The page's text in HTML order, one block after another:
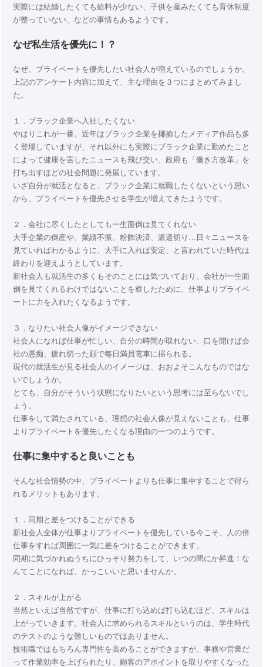
実際には結婚したくても給料が少ない、子供を産みたくても育休制度
が整っていない、などの事情もあるようです。
なぜ私生活を優先に！？
なぜ、プライベートを優先したい社会人が増えているのでしょうか。
上記のアンケート内容に加えて、主な理由を３つにまとめてみまし
た。
１．ブラック企業へ入社したくない
やはりこれが一番。近年はブラック企業を揶揄したメディア作品も多
く登場していますが、それ以外にも実際にブラック企業に勤めたこと
によって健康を害したニュースも飛び交い、政府も「働き方改革」を
打ち出すほどの社会問題に発展しています。
いざ自分が就活となると、ブラック企業に就職したくないという思い
から、プライベートを優先させる学生が増えてきたようです。
２．会社に尽くしたとしても一生面倒は見てくれない
大手企業の倒産や、業績不振、粉飾決済、派遣切り…日々ニュースを
見ていればわかるように、大手に入れば安定、と言われていた時代は
終わりを迎えようとしています。
新社会人も就活生の多くもそのことには気づいており、会社が一生面
倒を見てくれるわけではないことを察したために、仕事よりプライベ
ートに力を入れたくなるようです。
３．なりたい社会人像がイメージできない
社会人になれば仕事が忙しい、自分の時間が取れない、口を開けば会
社の愚痴、疲れ切った顔で毎日満員電車に揺られる。
現代の就活生が見る社会人のイメージは、おおよそこんなものではな
いでしょうか。
とても、自分がそういう状態になりたいという思考には至らないでし
ょう。
仕事をして満たされている、理想の社会人像が見えないことも、仕事
よりプライベートを優先したくなる理由の一つのようです。
仕事に集中すると良いことも
そんな社会情勢の中、プライベートよりも仕事に集中することで得ら
れるメリットもあります。
１．同期と差をつけることができる
新社会人全体が仕事よりプライベートを優先している今こそ、人の倍
仕事をすれば周囲に一気に差をつけることができます。
同期に気づかれぬうちにひっそり努力をして、いつの間にか昇進！な
んてことになれば、かっこいいと思いませんか。
２．スキルが上がる
当然といえば当然ですが、仕事に打ち込めば打ち込むほど、スキルは
上がっていきます。社会人に求められるスキルというのは、学生時代
のテストのような難しいものではありません。
技術職ではもちろん専門性を高めることができますが、事務や営業だ
って作業効率を上げられたり、顧客のアポイントを取りやすくなった